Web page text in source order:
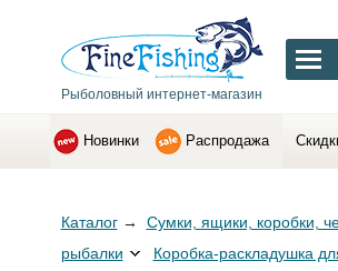
Рыболовный интернет-магазин
Новинки Распродажа
Каталог→ Сумки, ящики, коробки,
рыбалки
Коробка-раскладушка